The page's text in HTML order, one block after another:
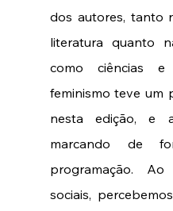
dos autores, tanto
literatura quanto
como ciências e
feminismo teve um
nesta edição, e
marcando de
programação.
sociais,